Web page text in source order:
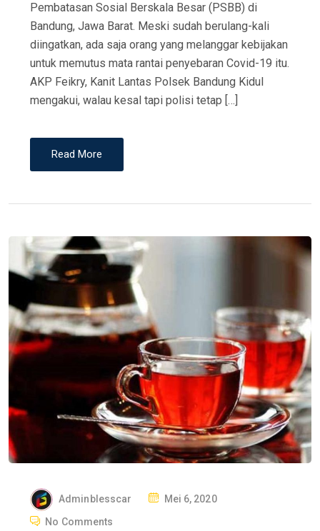
Pembatasan Sosial Berskala Besar (PSBB) di
Bandung, Jawa Barat. Meski sudah berulang-kali
diingatkan, ada saja orang yang melanggar kebijakan
untuk memutus mata rantai penyebaran Covid-19 itu.
AKP Feikry, Kanit Lantas Polsek Bandung Kidul
mengakui, walau kesal tapi polisi tetap […]
Read More
Adminblesscar
PMei 6, 2020
No Comments